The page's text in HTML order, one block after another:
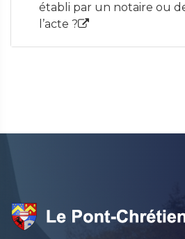
établi par un notaire ou
l’acte ?